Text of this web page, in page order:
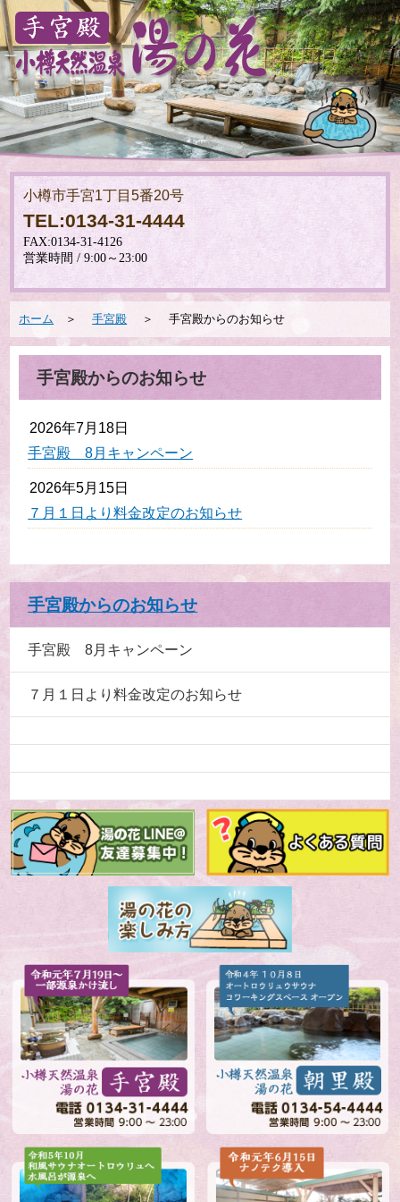
小樽市手宮1丁目5番20号
TEL:0134-31-4444
ホーム ＞手宮殿 ＞ 手宮殿からのお知らせ
手宮殿からのお知らせ
2026年7月18日
手宮殿 8月キャンペーン
2026年5月15日
７月１日より料金改定のお知らせ
手宮殿からのお知らせ
手宮殿 8月キャンペーン
７月１日より料金改定のお知らせ